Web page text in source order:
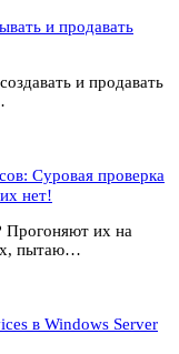
и продавать
и продавать
Суровая проверка
нет!
Прогоняют их на
пытаю…
в Windows Server